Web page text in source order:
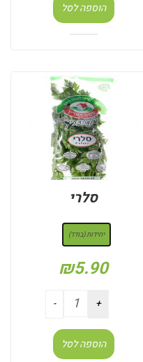
הוספה לסל
סלרי
יחידות (בודד)
₪5.90
הוספה לסל